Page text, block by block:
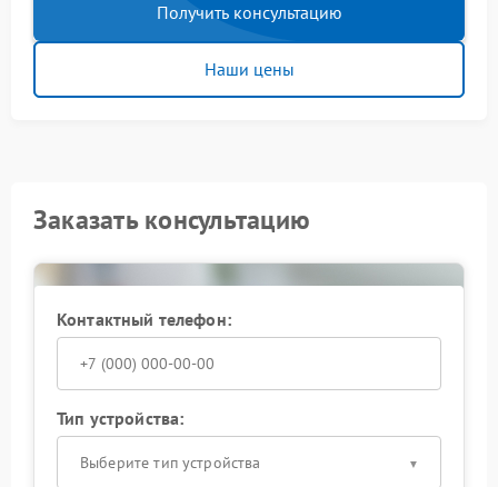
Получить консультацию
Наши цены
Заказать консультацию
Контактный телефон:
Тип устройства:
Выберите тип устройства